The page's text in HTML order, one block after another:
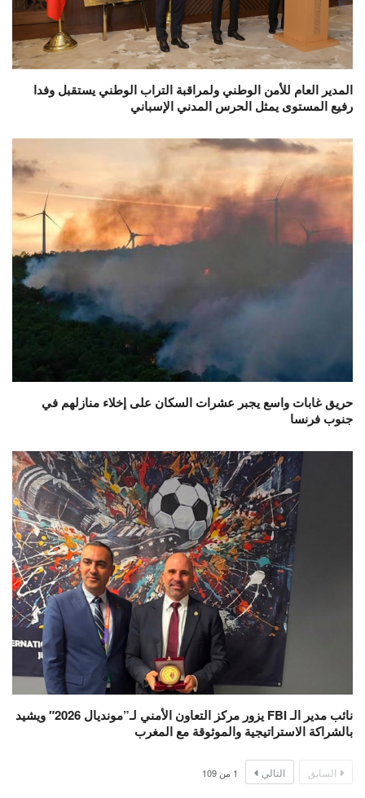
المدير العام للأمن الوطني ولمراقبة التراب الوطني يستقبل وفدا
رفيع المستوى يمثل الحرس المدني الإسباني
حريق غابات واسع يجبر عشرات السكان على إخلاء منازلهم في
جنوب فرنسا
نائب مدير الـ FBI يزور مركز التعاون الأمني لـ”مونديال 2026″ ويشيد
بالشراكة الاستراتيجية والموثوقة مع المغرب
السابق التالي 1 من 109